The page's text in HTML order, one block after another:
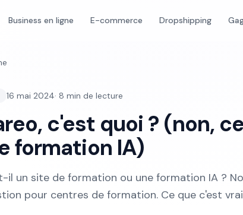
Business en ligne E-commerce Dropshipping
16 mai 2024· 8 min de lecture
c'est quoi ? (non,
formation IA)
il un site de formation ou une formation IA ?
pour centres de formation. Ce que c'est